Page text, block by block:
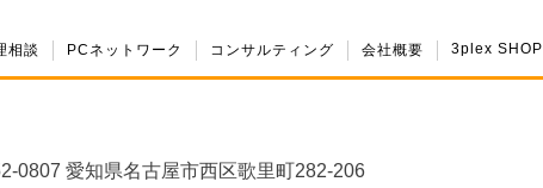
相談 PCネットワーク コンサルティング 会社概要 3plex SHOP
0807 愛知県名古屋市西区歌里町282-206